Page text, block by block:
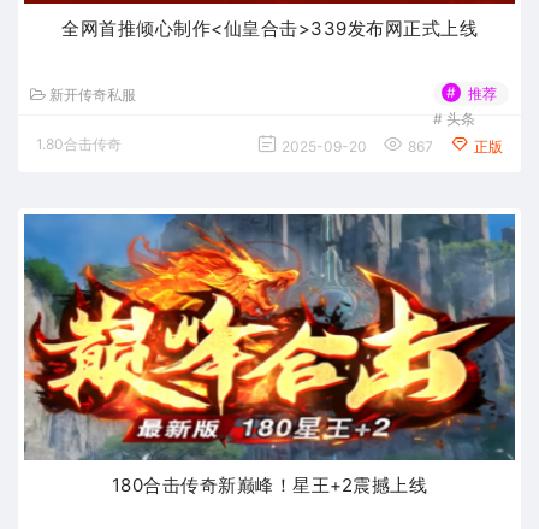
全网首推倾心制作<仙皇合击>339发布网正式上线
新开传奇私服 #
推荐
# 头条
1.80合击传奇
2025-09-20 867 正版
180合击传奇新巅峰！星王+2震撼上线